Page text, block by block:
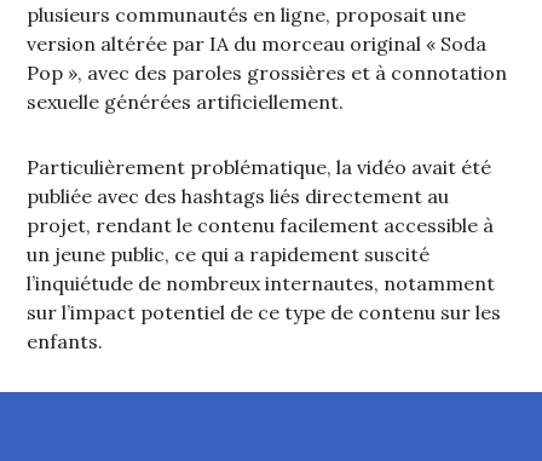
plusieurs communautés en ligne, proposait une
version altérée par IA du morceau original « Soda
Pop », avec des paroles grossières et à connotation
sexuelle générées artificiellement.
Particulièrement problématique, la vidéo avait été
publiée avec des hashtags liés directement au
projet, rendant le contenu facilement accessible à
un jeune public, ce qui a rapidement suscité
l’inquiétude de nombreux internautes, notamment
sur l’impact potentiel de ce type de contenu sur les
enfants.